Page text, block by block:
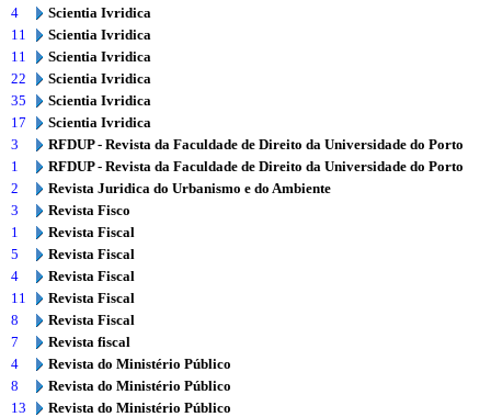
4
Scientia Ivridica
11
Scientia Ivridica
11
Scientia Ivridica
22
Scientia Ivridica
35
Scientia Ivridica
17
Scientia Ivridica
3
RFDUP - Revista da Faculdade de Direito da Universidade do Porto
1
RFDUP - Revista da Faculdade de Direito da Universidade do Porto
2
Revista Juridica do Urbanismo e do Ambiente
3
Revista Fisco
1
Revista Fiscal
5
Revista Fiscal
4
Revista Fiscal
11
Revista Fiscal
8
Revista Fiscal
7
Revista fiscal
4
Revista do Ministério Público
8
Revista do Ministério Público
13
Revista do Ministério Público